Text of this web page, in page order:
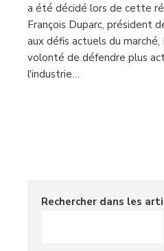
a été décidé lors de cette
François Duparc, président
aux défis actuels du
volonté de défendre plus
l'industrie…
Rechercher dans les